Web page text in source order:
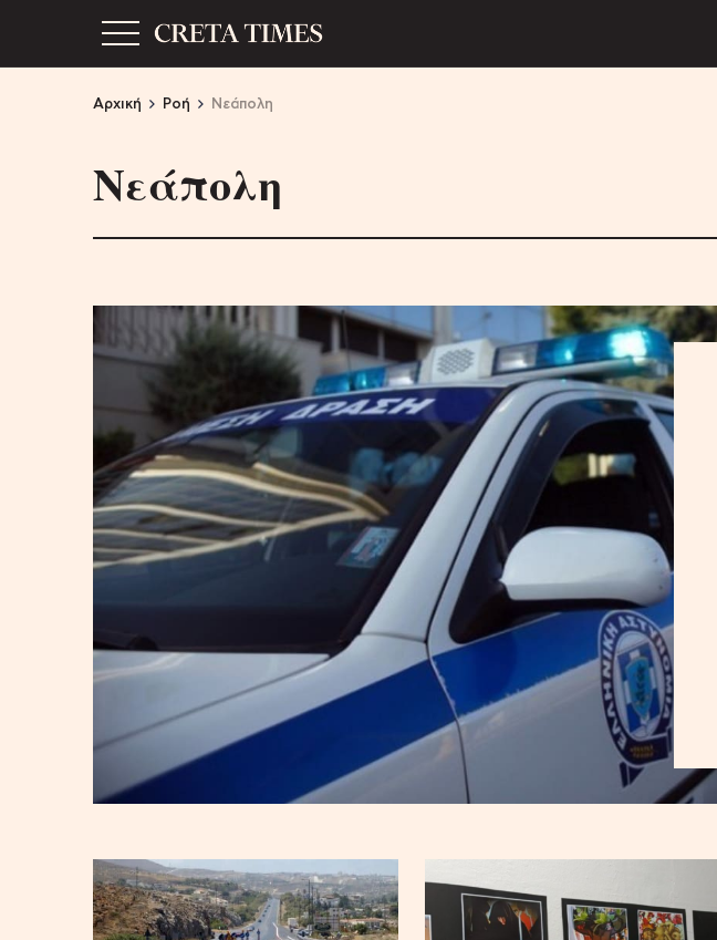
Αρχική Ροή Νεάπολη
Νεάπολη